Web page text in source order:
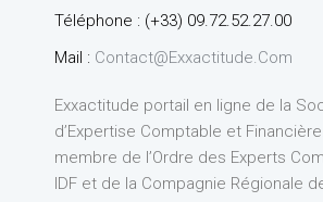
Téléphone : (+33) 09.72.52.27.00
Mail : Contact@exxactitude.com
Exxactitude portail en ligne de la
d’Expertise Comptable et
membre de l’Ordre des Experts
IDF et de la Compagnie Régionale